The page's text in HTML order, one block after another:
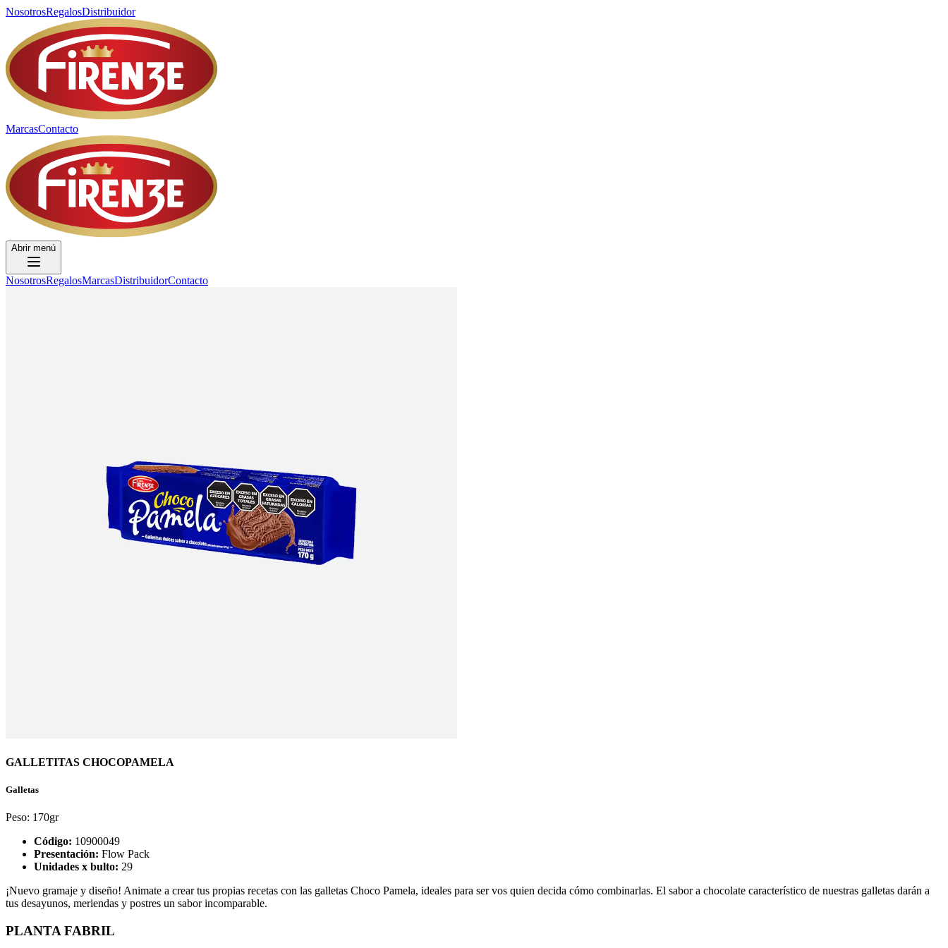
NosotrosRegalosDistribuidor
MarcasContacto
Abrir menú
NosotrosRegalosMarcasDistribuidorContacto
GALLETITAS CHOCOPAMELA
Galletas
Peso: 170gr
Código: 10900049
Presentación: Flow Pack
Unidades x bulto: 29
¡Nuevo gramaje y diseño! Animate a crear tus propias recetas con las galletas Choco Pamela, ideales para ser vos quien decida cómo combinarlas. El sabor a chocolate característico de nuestras galletas darán a
tus desayunos, meriendas y postres un sabor incomparable.
PLANTA FABRIL